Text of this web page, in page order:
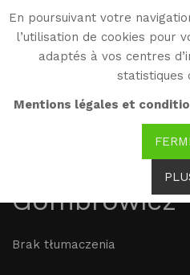
En poursuivant votre
l’utilisation de cookies pour
adaptés à vos centres
statistiques
Mentions légales et
WG
Witold Gombrowicz
26.01.2017,
Bohdan
ami très
Gombrowicz
Brak tłumaczenia